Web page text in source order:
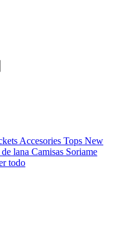
Accesories Tops New
lana Camisas Soriame
todo